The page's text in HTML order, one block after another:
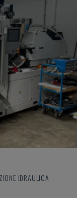
IDRAULICA